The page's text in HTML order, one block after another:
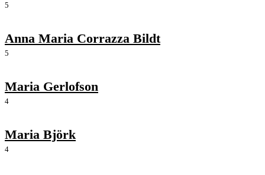
5
Anna Maria Corrazza Bildt
5
Maria Gerlofson
4
Maria Björk
4